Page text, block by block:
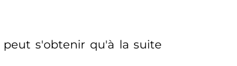
s'obtenir qu'à la suite